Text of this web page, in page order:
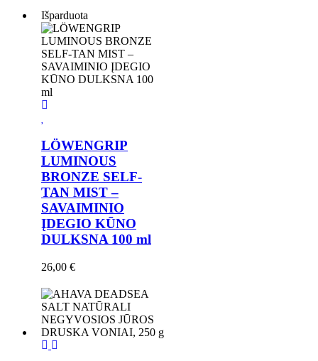
Išparduota
LÖWENGRIP
LUMINOUS
BRONZE SELF-
TAN MIST –
SAVAIMINIO
ĮDEGIO KŪNO
DULKSNA 100 ml
26,00 €